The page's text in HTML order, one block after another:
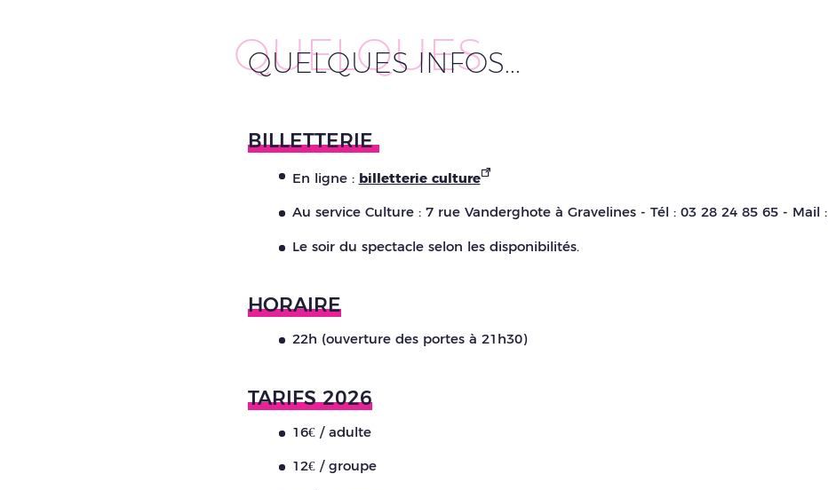
QUELQUES
QUELQUES INFOS...
BILLETTERIE
En ligne : billetterie culture
Au service Culture : 7 rue Vanderghote à Gravelines - Tél : 03 28 24 85 65 - Mail :
Le soir du spectacle selon les disponibilités.
HORAIRE
22h (ouverture des portes à 21h30)
TARIFS 2026
16€ / adulte
12€ / groupe